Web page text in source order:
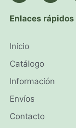
Enlaces rápidos
Inicio
Catálogo
Información
Envíos
Contacto